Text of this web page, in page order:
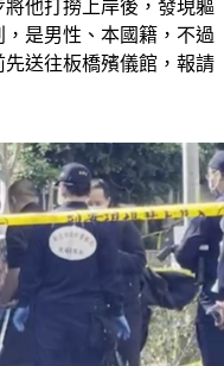
他打撈上岸後，發現軀
是男性、本國籍，不過
送往板橋殯儀館，報請